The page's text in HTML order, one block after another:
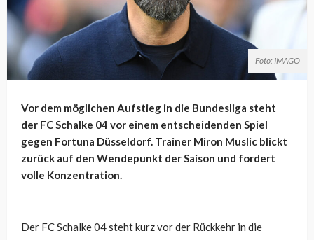
Foto: IMAGO
Vor dem möglichen Aufstieg in die Bundesliga steht
der FC Schalke 04 vor einem entscheidenden Spiel
gegen Fortuna Düsseldorf. Trainer Miron Muslic blickt
zurück auf den Wendepunkt der Saison und fordert
volle Konzentration.
Der FC Schalke 04 steht kurz vor der Rückkehr in die